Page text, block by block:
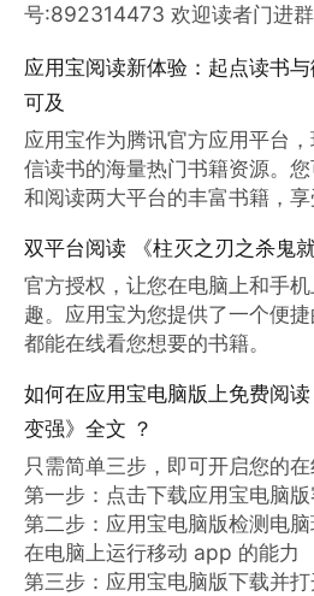
号:892314473 欢迎读者门进群
应用宝阅读新体验：起点读书
可及
应用宝作为腾讯官方应用平台
信读书的海量热门书籍资源。
和阅读两大平台的丰富书籍，享
双平台阅读 《柱灭之刃之杀鬼
官方授权，让您在电脑上和手
趣。应用宝为您提供了一个便
都能在线看您想要的书籍。
如何在应用宝电脑版上免费阅
变强》全文 ？
只需简单三步，即可开启您的在
第一步：点击下载应用宝电脑
第二步：应用宝电脑版检测电
在电脑上运行移动 app 的能力
第三步：应用宝电脑版下载并